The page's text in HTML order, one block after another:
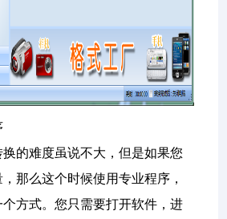
的难度虽说不大，但是如果您
那么这个时候使用专业程序，
方式。您只需要打开软件，进